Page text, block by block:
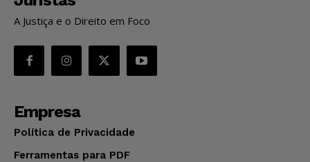
A Justiça e o Direito em Foco
Empresa
Política de Privacidade
Ferramentas para PDF